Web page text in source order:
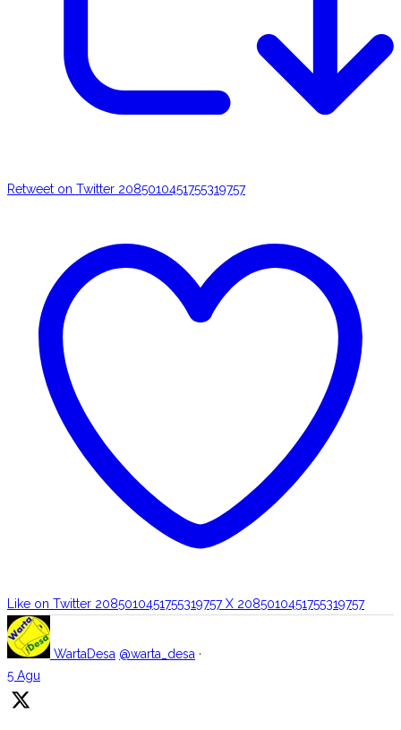
Retweet on Twitter 2085010451755319757
Like on Twitter 2085010451755319757 X 2085010451755319757
WartaDesa @warta_desa ·
5 Agu